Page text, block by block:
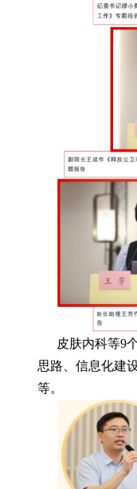
皮肤内科等9
思路、信息化建
等。